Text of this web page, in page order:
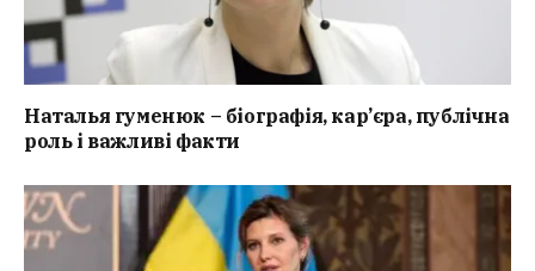
Наталья гуменюк – біографія, кар’єра, публічна
роль і важливі факти